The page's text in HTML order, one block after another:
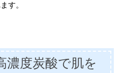
す。
濃度炭酸で肌を